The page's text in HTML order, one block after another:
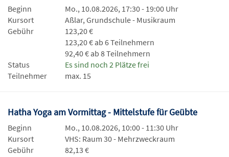
Beginn
Mo., 10.08.2026, 17:30 - 19:00 Uhr
Kursort
Aßlar, Grundschule - Musikraum
Gebühr
123,20 €
123,20 € ab 6 Teilnehmern
92,40 € ab 8 Teilnehmern
Status
Es sind noch 2 Plätze frei
Teilnehmer
max. 15
Hatha Yoga am Vormittag - Mittelstufe für Geübte
Beginn
Mo., 10.08.2026, 10:00 - 11:30 Uhr
Kursort
VHS: Raum 30 - Mehrzweckraum
Gebühr
82,13 €